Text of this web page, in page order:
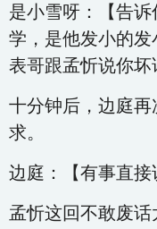
是小雪呀：【告
学，是他发小的
表哥跟孟忻说你坏
十分钟后，边庭再
求。
边庭：【有事直接
孟忻这回不敢废